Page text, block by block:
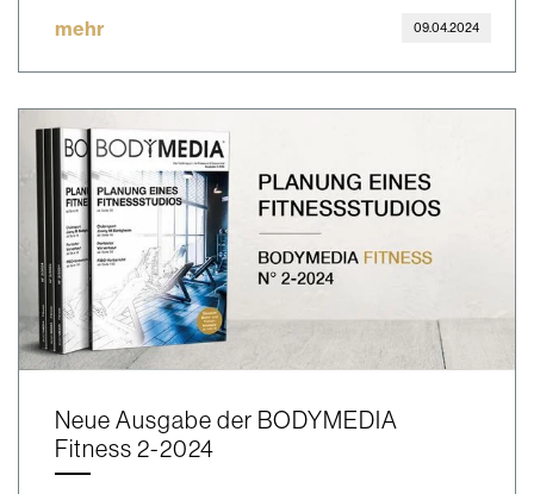
mehr 09.04.2024
Neue Ausgabe der BODYMEDIA
Fitness 2-2024